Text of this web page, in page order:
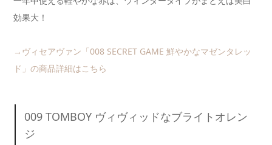
効果大！
→ヴィセアヴァン「008 SECRET GAME 鮮やかなマゼンタレッ
ド」の商品詳細はこちら
009 TOMBOY ヴィヴィッドなブライトオレン
ジ